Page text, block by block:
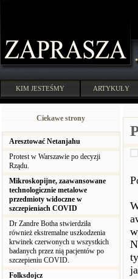
KIM JESTEŚMY ARTYKUŁY
Ciekawe strony
Aresztować Netanjahu
Protest w Warszawie po decyzji
Rządu.
Mikroskopijne, zaawansowane
technologicznie metalowe
przedmioty widoczne w
szczepieniach COVID
Dr Zandre Botha stwierdziła
również ekstremalne uszkodzenia
krwinek czerwonych u wszystkich
badanych przez nią pacjentów po
szczepieniu COVID.
Folksdojcz